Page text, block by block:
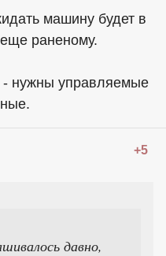
машину будет в
раненому.
нужны управляемые
+5
давно,